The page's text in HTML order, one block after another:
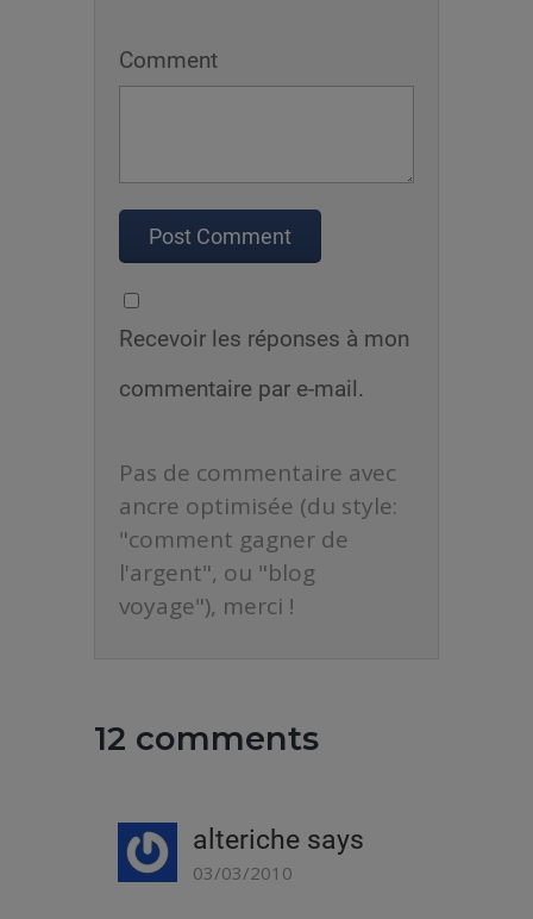
Comment
Recevoir les réponses à mon
commentaire par e-mail.
Pas de commentaire avec
ancre optimisée (du style:
"comment gagner de
l'argent", ou "blog
voyage"), merci !
12 comments
alteriche says
03/03/2010